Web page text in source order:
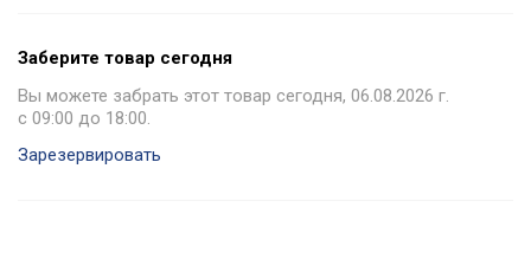
Заберите товар сегодня
Вы можете забрать этот товар сегодня, 06.08.2026 г.
с 09:00 до 18:00.
Зарезервировать